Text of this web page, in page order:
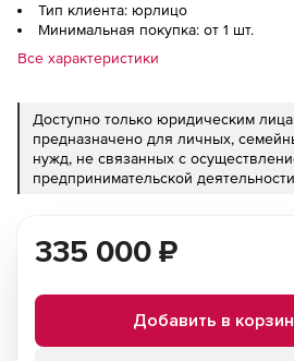
Тип клиента: юрлицо
Минимальная покупка: от 1 шт.
Все характеристики
Доступно только юридическим
предназначено для личных,
нужд, не связанных с
предпринимательской деятельности
335 000 ₽
Добавить в